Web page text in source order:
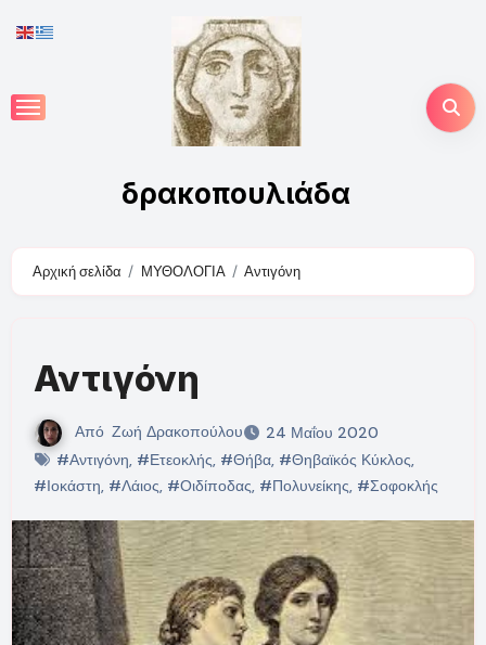
to
δρακοπουλιάδα
Αρχική σελίδα ΜΥΘΟΛΟΓΙΑ Αντιγόνη
Αντιγόνη
Από Ζωή Δρακοπούλου
24 Μαΐου 2020
#Αντιγόνη, #Ετεοκλής, #Θήβα, #Θηβαϊκός Κύκλος,
#Ιοκάστη, #Λάιος, #Οιδίποδας, #Πολυνείκης, #Σοφοκλής